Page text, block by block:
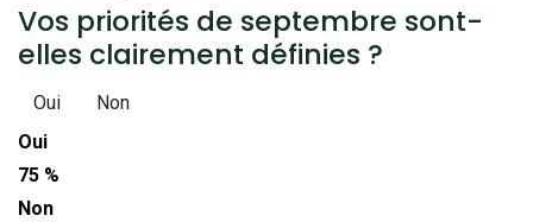
Vos priorités de septembre sont-
elles clairement définies ?
Oui
Non
Oui
75 %
Non